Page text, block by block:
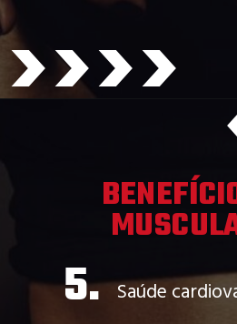
>>>>
5. Saúde